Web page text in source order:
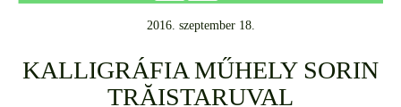
2016. szeptember 18.
KALLIGRÁFIA MŰHELY SORIN
TRĂISTARUVAL